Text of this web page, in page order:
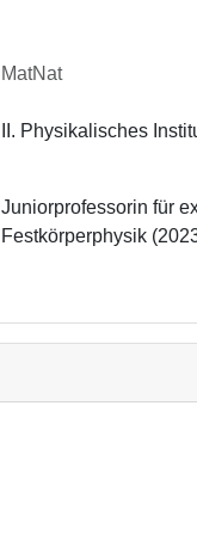
MatNat
II. Physikalisches
Juniorprofessorin für
Festkörperphysik